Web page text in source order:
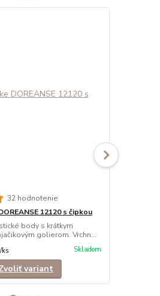
32 hodnotenie
12120 s čipkou
body s krátkym
golierom. Vrchn...
/ks Skladom
variant